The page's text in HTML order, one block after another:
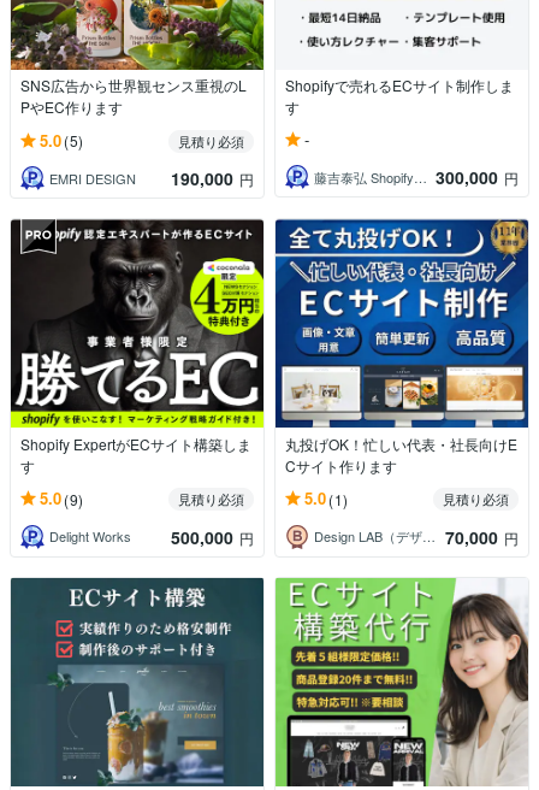
SNS広告から世界観センス重視のL
PやEC作ります
5.0(5)
見積り必須
EMRI DESIGN
190,000 円
Shopifyで売れるECサイト制作しま
す
-
藤吉泰弘 Shopifyパートナー 300,000 円
Shopify ExpertがECサイト構築しま
す
5.0(9)
見積り必須
Delight Works
500,000 円
丸投げOK！忙しい代表・社長向けE
Cサイト作ります
5.0(1)
見積り必須
Design LAB（デザインラボ） 70,000 円